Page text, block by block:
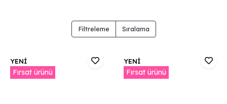
Filtreleme Sıralama
YENİ
Fırsat ürünü
YENİ
Fırsat ürünü